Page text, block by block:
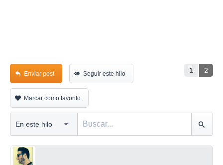
1 2
Enviar post Seguir este hilo
Marcar como favorito